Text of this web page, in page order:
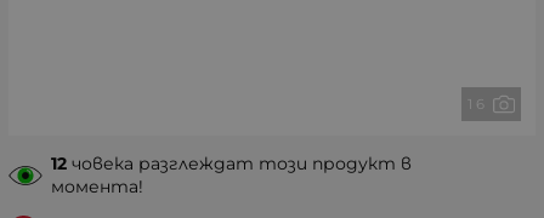
1 6
12 човека разглеждат този продукт в
момента!